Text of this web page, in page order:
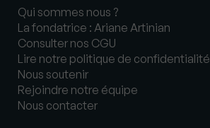
Qui sommes nous ?
La fondatrice : Ariane Artinian
Consulter nos CGU
Lire notre politique de confidentialité
Nous soutenir
Rejoindre notre équipe
Nous contacter